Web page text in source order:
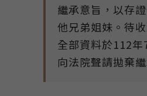
繼承意旨，以存
他兄弟姐妹。待
全部資料於112
向法院聲請拋棄繼